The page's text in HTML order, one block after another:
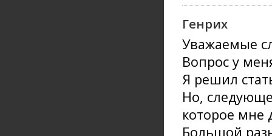
Генрих
Уважаемые
Вопрос у
Я решил
Но,
которое мне
Большой